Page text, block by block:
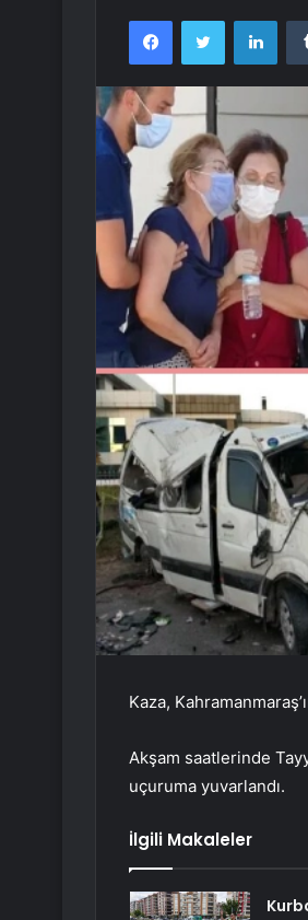
FacebookTwitter
Kaza,
Akşam saatlerinde
uçuruma yuvarlandı.
İlgili Makaleler